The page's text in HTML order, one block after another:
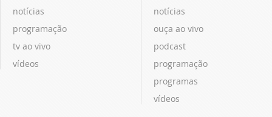
notícias
programação
tv ao vivo
vídeos
notícias
ouça ao vivo
podcast
programação
programas
vídeos